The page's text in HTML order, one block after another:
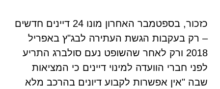
כזכור, בספטמבר האחרון מונו 24 דיינים חדשים
– רק בעקבות הגשת העתירה לבג"ץ באפריל
2018 ורק לאחר שהשופט נעם סולברג התריע
לפני חברי הוועדה למינוי דיינים כי המציאות
שבה "אין אפשרות לקבוע דיונים בהרכב מלא